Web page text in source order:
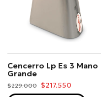
Cencerro Lp Es 3 Mano
Grande
$229.000 $217.550